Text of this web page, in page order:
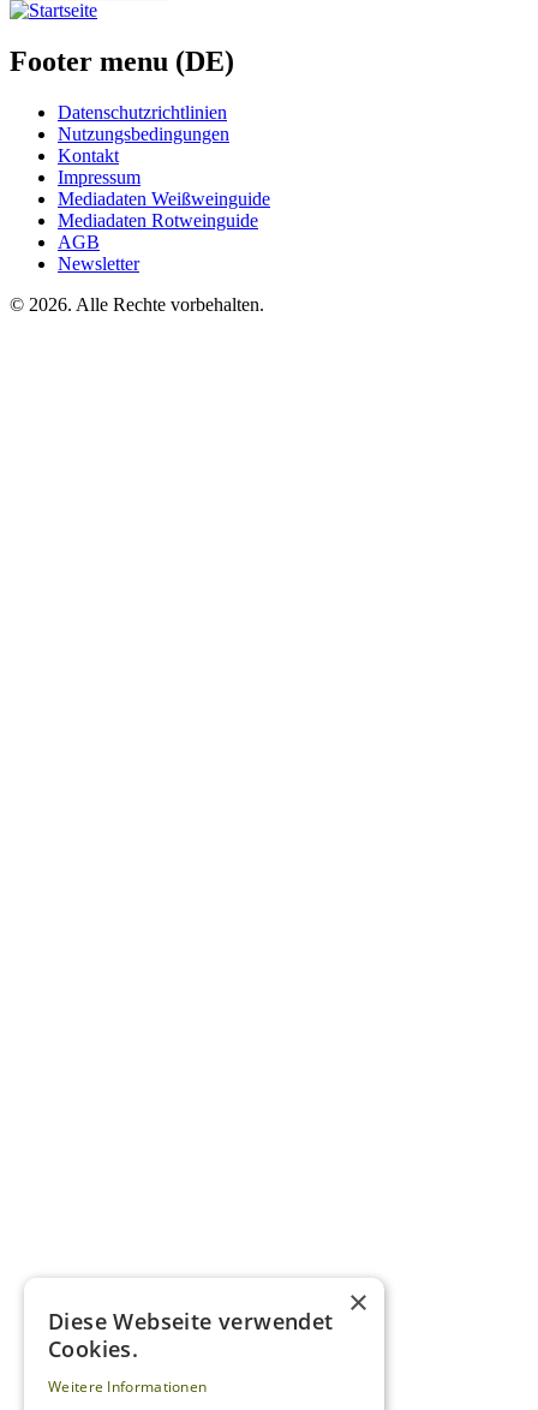
Footer menu (DE)
Datenschutzrichtlinien
Nutzungsbedingungen
Kontakt
Impressum
Mediadaten Weißweinguide
Mediadaten Rotweinguide
AGB
Newsletter
© 2026. Alle Rechte vorbehalten.
×
Diese Webseite verwendet
Cookies.
Weitere Informationen